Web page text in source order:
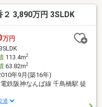
3,890万円 3SLDK
万円
3SLDK
113.4m2
63.82m2
年9月(築16年)
鉄阪神なんば線 千鳥橋駅 徒
通